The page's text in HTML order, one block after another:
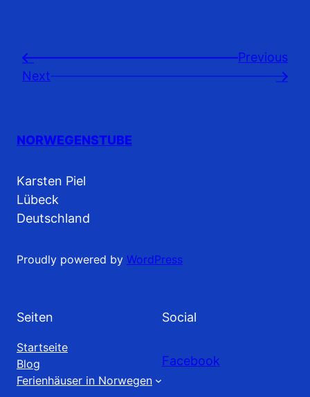
←
Previousㅤ
Next
→
NORWEGENSTUBE
Karsten Piel
Lübeck
Deutschland
Proudly powered by WordPress
Seiten
Startseite
Blog
Ferienhäuser in Norwegen
Social
Facebook